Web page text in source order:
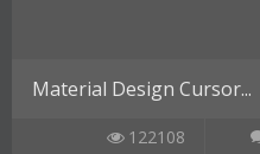
Material Design Cursor...
122108